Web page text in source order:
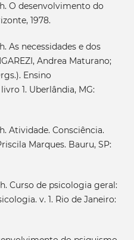
O desenvolvimento do
1978.
As necessidades e dos
Andrea Maturano;
Ensino
1. Uberlândia, MG:
Atividade. Consciência.
Marques. Bauru, SP:
Curso de psicologia geral:
v. 1. Rio de Janeiro: